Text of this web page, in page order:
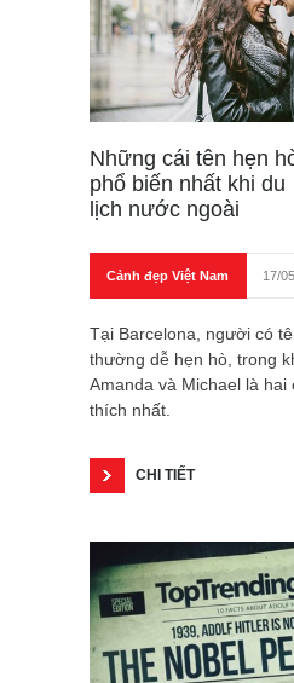
Những cái tên hẹn
phổ biến nhất khi du
lịch nước ngoài
Cảnh đẹp Việt Nam 17/
Tại Barcelona, người có
thường dễ hẹn hò, trong
Amanda và Michael là hai
thích nhất.
CHI TIẾT